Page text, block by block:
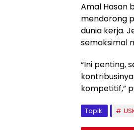
Amal Hasan
mendorong
dunia kerja.
semaksimal
“Ini penting,
kompetitif,”
Topik: